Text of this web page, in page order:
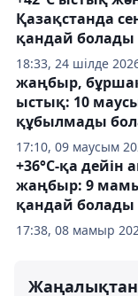
18:33, 24 шілде
Қазақстанда
қандай болады
17:10, 09 маусым
жаңбыр,
ыстық: 10
құбылмады
17:38, 08 мамыр
+36°С-қа дейін
жаңбыр: 9
қандай болады
Жаңалықтан